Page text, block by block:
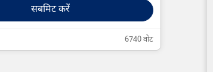
सबमिट करें
6740 वोट